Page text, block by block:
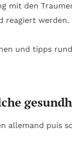
mit den
reagiert werden.
allemand puis